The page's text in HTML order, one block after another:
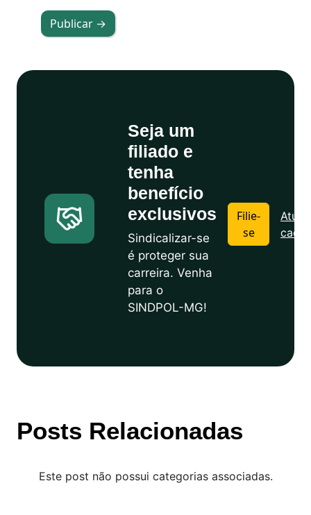
Publicar →
Seja um
filiado e
tenha
benefício
exclusivos
Sindicalizar-se
é proteger sua
carreira. Venha
para o
SINDPOL-MG!
Filie-
se
Posts Relacionadas
Este post não possui categorias associadas.